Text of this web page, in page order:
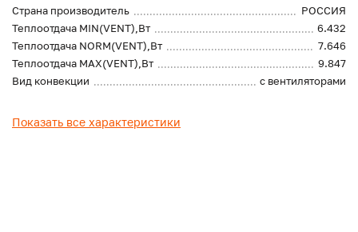
Страна производитель
РОССИЯ
Теплоотдача MIN(VENT),Вт
6.432
Теплоотдача NORM(VENT),Вт
7.646
Теплоотдача MAX(VENT),Вт
9.847
Вид конвекции
с вентиляторами
Показать все характеристики